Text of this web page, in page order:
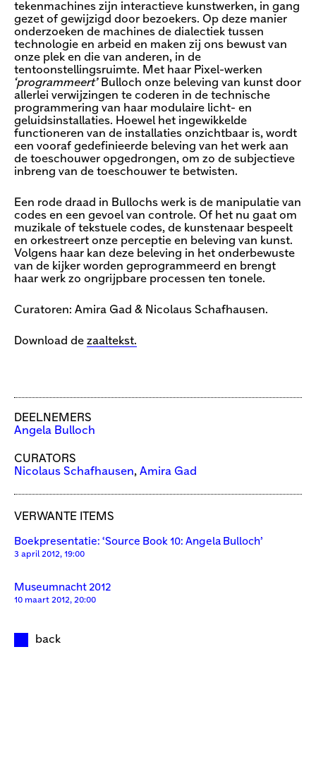
tekenmachines zijn interactieve kunstwerken, in gang
gezet of gewijzigd door bezoekers. Op deze manier
onderzoeken de machines de dialectiek tussen
technologie en arbeid en maken zij ons bewust van
onze plek en die van anderen, in de
tentoonstellingsruimte. Met haar Pixel-werken
‘programmeert’Bulloch onze beleving van kunst door
allerlei verwijzingen te coderen in de technische
programmering van haar modulaire licht- en
geluidsinstallaties. Hoewel het ingewikkelde
functioneren van de installaties onzichtbaar is, wordt
een vooraf gedefinieerde beleving van het werk aan
de toeschouwer opgedrongen, om zo de subjectieve
inbreng van de toeschouwer te betwisten.
Een rode draad in Bullochs werk is de manipulatie van
codes en een gevoel van controle. Of het nu gaat om
muzikale of tekstuele codes, de kunstenaar bespeelt
en orkestreert onze perceptie en beleving van kunst.
Volgens haar kan deze beleving in het onderbewuste
van de kijker worden geprogrammeerd en brengt
haar werk zo ongrijpbare processen ten tonele.
Curatoren: Amira Gad & Nicolaus Schafhausen.
Download de zaaltekst.
DEELNEMERS
Angela Bulloch
CURATORS
Nicolaus Schafhausen, Amira Gad
VERWANTE ITEMS
Boekpresentatie: ‘Source Book 10: Angela Bulloch’
3 april 2012, 19:00
Museumnacht 2012
10 maart 2012, 20:00
back